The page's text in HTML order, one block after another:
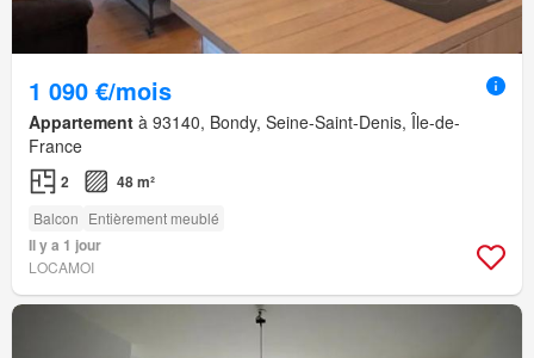
1 090 €/mois
Appartement à 93140, Bondy, Seine-Saint-Denis, Île-de-
France
2 48 m²
Balcon Entièrement meublé
Il y a 1 jour
LOCAMOI